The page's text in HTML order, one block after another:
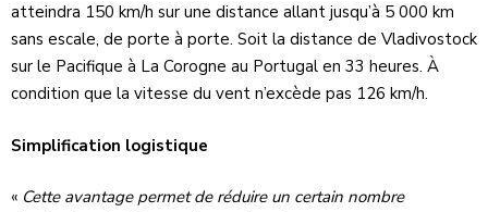
atteindra 150 km/h sur une distance allant jusqu’à 5 000 km
sans escale, de porte à porte. Soit la distance de Vladivostock
sur le Pacifique à La Corogne au Portugal en 33 heures. À
condition que la vitesse du vent n’excède pas 126 km/h.
Simplification logistique
« Cette avantage permet de réduire un certain nombre